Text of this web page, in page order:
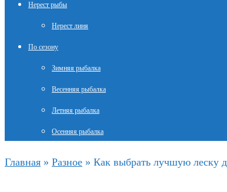
Нерест рыбы
Нерест линя
По сезону
Зимняя рыбалка
Весенняя рыбалка
Летняя рыбалка
Осенняя рыбалка
Главная » Разное » Как выбрать лучшую леску